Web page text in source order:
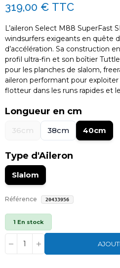
319,00 € TTC
L’aileron Select M88 SuperFast
windsurfers exigeants en quête
d’accélération. Sa construction
profil ultra-fin et son boîtier
pour les planches de slalom,
aileron performant pour
flotteur dans les runs rapides et
Longueur en cm
36cm 38cm 40cm
Type d'Aileron
Slalom
Référence 20433956
1 En stock